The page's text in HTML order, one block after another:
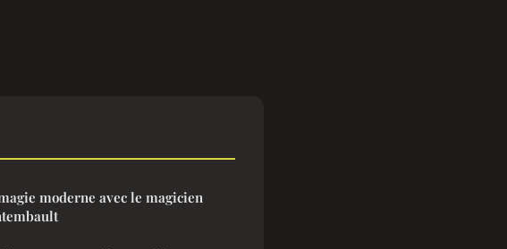
moderne avec le magicien